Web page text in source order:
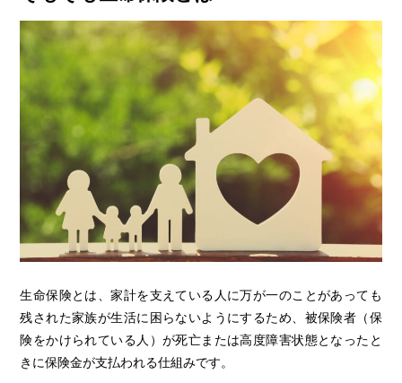
生命保険とは、家計を支えている人に万が一のことがあっても
残された家族が生活に困らないようにするため、被保険者（保
険をかけられている人）が死亡または高度障害状態となったと
きに保険金が支払われる仕組みです。